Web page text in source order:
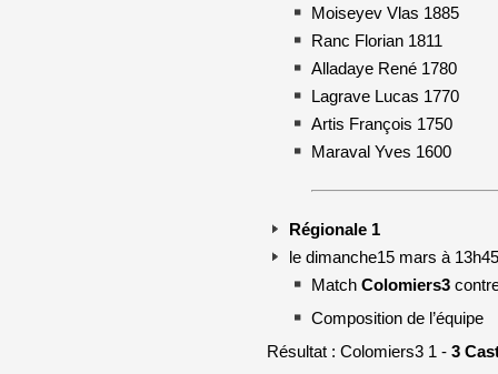
Moiseyev Vlas 1885
Ranc Florian 1811
Alladaye René 1780
Lagrave Lucas 1770
Artis François 1750
Maraval Yves 1600
Régionale 1
le dimanche15 mars à
Match Colomiers3
Composition de l’équipe
Résultat : Colomiers3 1 - 3